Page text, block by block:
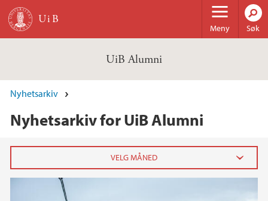
Hopp til hovedinnhold
Meny Søk
UiB Alumni
Nyhetsarkiv
Nyhetsarkiv for UiB Alumni